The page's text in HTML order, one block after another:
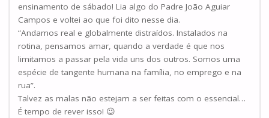
ensinamento de sábado! Lia algo do Padre João Aguiar
Campos e voltei ao que foi dito nesse dia.
“Andamos real e globalmente distraídos. Instalados na
rotina, pensamos amar, quando a verdade é que nos
limitamos a passar pela vida uns dos outros. Somos uma
espécie de tangente humana na família, no emprego e na
rua”.
Talvez as malas não estejam a ser feitas com o essencial…
É tempo de rever isso! 😉